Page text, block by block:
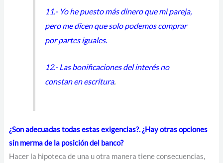
11.- Yo he puesto más dinero que mi pareja,
pero me dicen que solo podemos comprar
por partes iguales.
12.- Las bonificaciones del interés no
constan en escritura.
¿Son adecuadas todas estas exigencias?. ¿Hay otras opciones
sin merma de la posición del banco?
Hacer la hipoteca de una u otra manera tiene consecuencias,